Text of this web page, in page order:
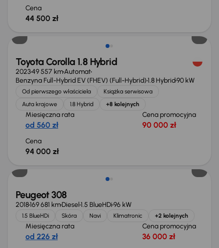
Cena
44 500 zł
Możliwość odliczenia VAT
Toyota Corolla 1.8 Hybrid
202349 557 kmAutomat
Benzyna Full-Hybrid EV (FHEV) (Full-Hybrid)1.8 Hybrid90 kW
Od pierwszego właściciela
Książka serwisowa
Auta krajowe
1.8 Hybrid +8 kolejnych
Miesięczna rata
od 560 zł
Cena promocyjna
90 000 zł
Cena
94 000 zł
Peugeot 308
2018169 681 kmDiesel1.5 BlueHDi96 kW
1.5 BlueHDi Skóra Navi Klimatronic +2 kolejnych
Miesięczna rata
od 226 zł
Cena promocyjna
36 000 zł